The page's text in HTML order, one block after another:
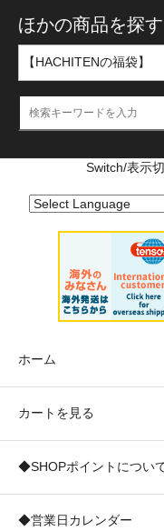
ほかの商品を探す
Switch/表示
ホーム
カートを見る
◆SHOPポイントについ
◆営業日カレンダー